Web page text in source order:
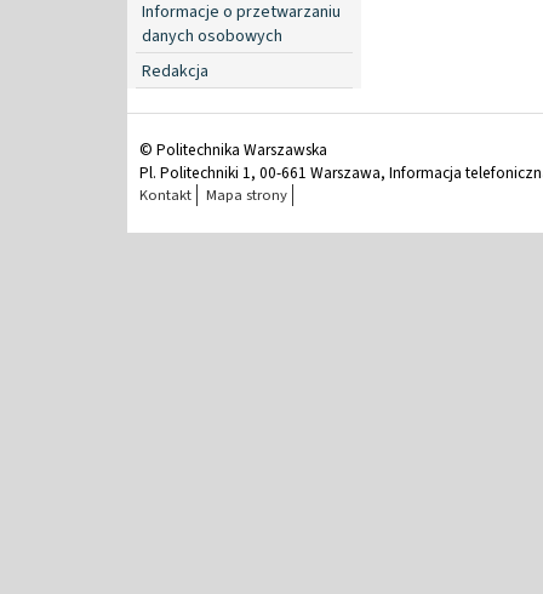
Informacje o przetwarzaniu
danych osobowych
Redakcja
© Politechnika Warszawska
Pl. Politechniki 1, 00-661 Warszawa, Informacja
Kontakt Mapa strony